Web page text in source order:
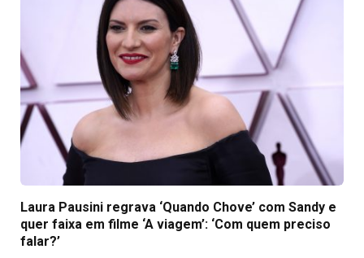
Laura Pausini regrava ‘Quando Chove’ com Sandy e
quer faixa em filme ‘A viagem’: ‘Com quem preciso
falar?’